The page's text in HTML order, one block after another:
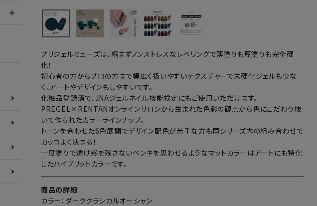
プリジェルミューズは、縮まずノンストレスなレベリングで薄塗りも厚塗りも完全硬
化！
初心者の方からプロの方まで幅広く扱いやすいテクスチャーで未硬化ジェルも少な
く、アートやデザインもしやすいです。
化粧品登録済で、JNAジェルネイル技能検定にもご使用いただけます。
PREGEL×RENTANオンラインサロンから生まれた色彩の観点から色にこだわり抜
いて作られたカラーラインナップ。
トーンを合わせた6色展開でデザイン配色が苦手な方も同シリーズ内の組み合わせで
カッコよく決まる！
一度塗りで透け感を残さないペンキを思わせるようなマットカラーはアートにも特化
したハイブリットカラーです。
商品の詳細
カラー：ダーククラシカルオーシャン